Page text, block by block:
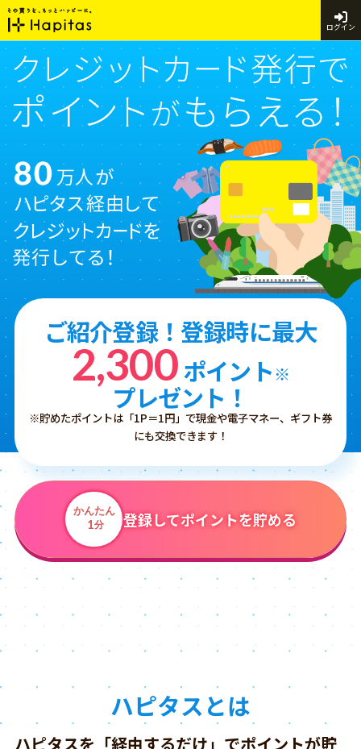
ログイン
ご紹介登録！登録時に最大
2,300ポイント※
プレゼント！
※貯めたポイントは「1P＝1円」で現金や電子マネー、ギフト券
にも交換できます！
かんたん
1分 登録してポイントを貯める
ハピタスとは
ハピタスを「経由するだけ」でポイントが貯